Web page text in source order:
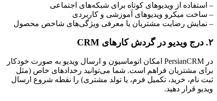
– استفاده از ویدیوهای کوتاه برای شبکه‌های اجتماعی
– ساخت میکرو ویدیوهای آموزشی و کاربردی
– نمایش رضایت مشتریان یا معرفی ویژگی‌های شاخص محصول
۲. درج ویدیو در گردش کارهای CRM
در PersianCRM امکان اتوماسیون و ارسال ویدیو به صورت خودکار
برای مشتریان فراهم است. شما می‌توانید رخدادهای خاص (مثل
ثبت نام، خرید، تکمیل فرم، یا تولد مشتری) را نقطه شروع ارسال
ویدیو قرار دهید.